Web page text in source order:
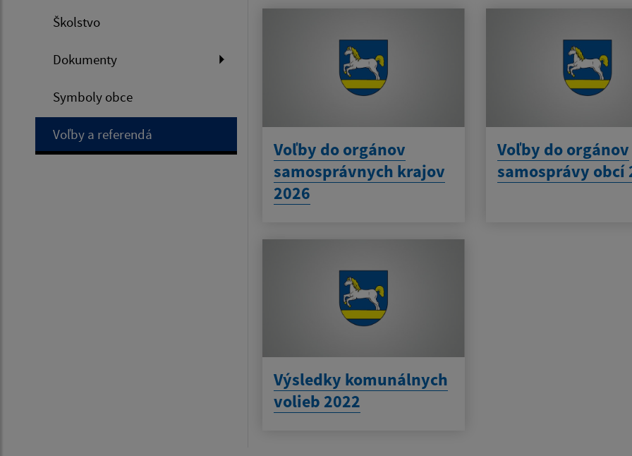
Školstvo
Dokumenty
Symboly obce
Voľby a referendá
Voľby do orgánov
samosprávnych krajov
2026
Voľby do orgánov
samosprávy obcí
Výsledky komunálnych
volieb 2022